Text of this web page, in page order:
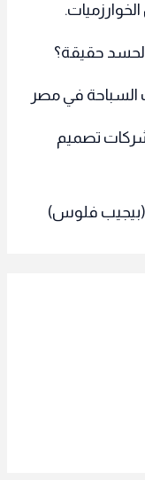
حقيقة؟
في مصر
تصميم
(بيجيب فلوس)